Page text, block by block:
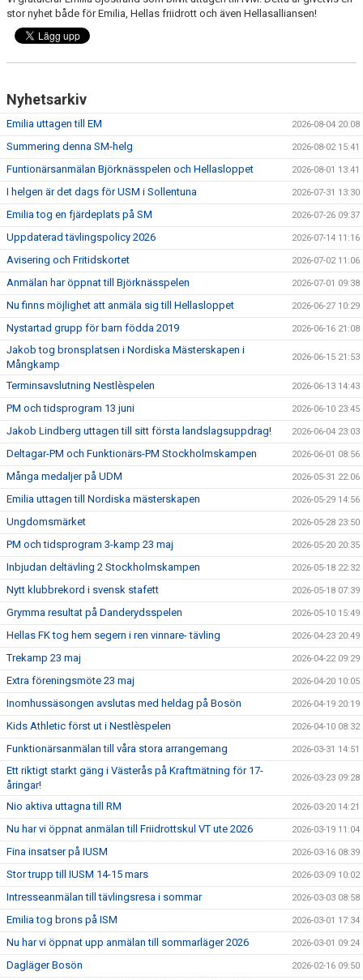
DOKUMENT
FÖR TRÄNARE
RESULTAT - STATISTIK
stor nyhet både för Emilia, Hellas friidrott och även Hellasalliansen!
Nyhetsarkiv
Emilia uttagen till EM 2026-08-04 20:08
Summering denna SM-helg 2026-08-02 15:41
Funtionärsanmälan Björknässpelen och Hellasloppet 2026-08-01 13:41
I helgen är det dags för USM i Sollentuna 2026-07-31 13:30
Emilia tog en fjärdeplats på SM 2026-07-26 09:37
Uppdaterad tävlingspolicy 2026 2026-07-14 11:16
Avisering och Fritidskortet 2026-07-02 11:06
Anmälan har öppnat till Björknässpelen 2026-07-01 09:38
Nu finns möjlighet att anmäla sig till Hellasloppet 2026-06-27 10:29
Nystartad grupp för barn födda 2019 2026-06-16 21:08
Jakob tog bronsplatsen i Nordiska Mästerskapen i
Mångkamp
2026-06-15 21:53
Terminsavslutning Nestlèspelen 2026-06-13 14:43
PM och tidsprogram 13 juni 2026-06-10 23:45
Jakob Lindberg uttagen till sitt första landslagsuppdrag! 2026-06-04 23:03
Deltagar-PM och Funktionärs-PM Stockholmskampen 2026-06-01 08:56
Många medaljer på UDM 2026-05-31 22:06
Emilia uttagen till Nordiska mästerskapen 2026-05-29 14:56
Ungdomsmärket 2026-05-28 23:50
PM och tidsprogram 3-kamp 23 maj 2026-05-20 20:35
Inbjudan deltävling 2 Stockholmskampen 2026-05-18 22:32
Nytt klubbrekord i svensk stafett 2026-05-18 07:39
Grymma resultat på Danderydsspelen 2026-05-10 15:49
Hellas FK tog hem segern i ren vinnare- tävling 2026-04-23 20:49
Trekamp 23 maj 2026-04-22 09:29
Extra föreningsmöte 23 maj 2026-04-20 10:05
Inomhussäsongen avslutas med heldag på Bosön 2026-04-19 20:19
Kids Athletic först ut i Nestlèspelen 2026-04-10 08:32
Funktionärsanmälan till våra stora arrangemang 2026-03-31 14:51
Ett riktigt starkt gäng i Västerås på Kraftmätning för 17-
åringar!
2026-03-23 09:28
Nio aktiva uttagna till RM 2026-03-20 14:21
Nu har vi öppnat anmälan till Friidrottskul VT ute 2026 2026-03-19 11:04
Fina insatser på IUSM 2026-03-16 08:39
Stor trupp till IUSM 14-15 mars 2026-03-09 10:02
Intresseanmälan till tävlingsresa i sommar 2026-03-03 08:58
Emilia tog brons på ISM 2026-03-01 17:34
Nu har vi öppnat upp anmälan till sommarläger 2026 2026-03-01 09:24
Dagläger Bosön 2026-02-16 09:50